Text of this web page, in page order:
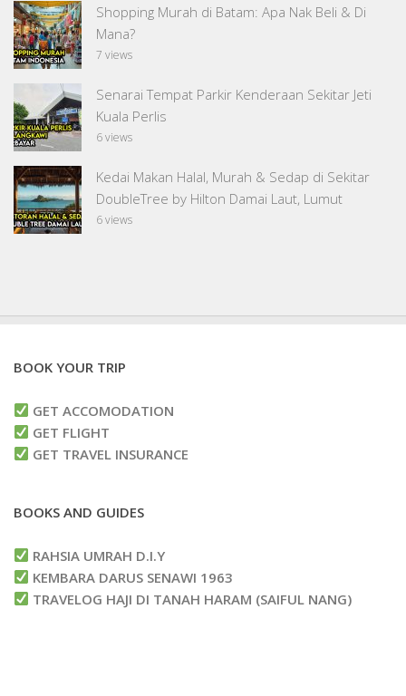
Shopping Murah di Batam: Apa Nak Beli & Di
Mana?
7 views
Senarai Tempat Parkir Kenderaan Sekitar Jeti
Kuala Perlis
6 views
Kedai Makan Halal, Murah & Sedap di Sekitar
DoubleTree by Hilton Damai Laut, Lumut
6 views
BOOK YOUR TRIP
GET ACCOMODATION
GET FLIGHT
GET TRAVEL INSURANCE
BOOKS AND GUIDES
RAHSIA UMRAH D.I.Y
KEMBARA DARUS SENAWI 1963
TRAVELOG HAJI DI TANAH HARAM (SAIFUL NANG)